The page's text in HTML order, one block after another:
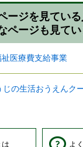
ージを見てい
ページも見て
医療費支給事業
の生活おうえんク
は よ